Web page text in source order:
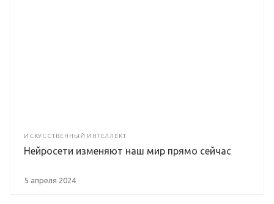
ИСКУССТВЕННЫЙ ИНТЕЛЛЕКТ
Нейросети изменяют наш мир прямо сейчас
5 апреля 2024